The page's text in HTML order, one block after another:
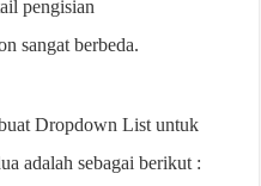
pengisian
sangat berbeda.
Dropdown List untuk
adalah sebagai berikut :